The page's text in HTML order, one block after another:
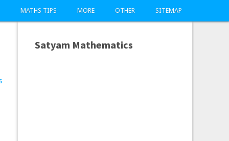
MATHS TIPS MORE OTHER SITEMAP
Satyam Mathematics